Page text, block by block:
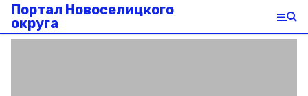
Портал Новоселицкого
округа